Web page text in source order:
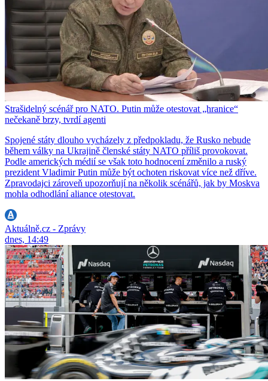
Strašidelný scénář pro NATO. Putin může otestovat „hranice“
nečekaně brzy, tvrdí agenti
Spojené státy dlouho vycházely z předpokladu, že Rusko nebude
během války na Ukrajině členské státy NATO příliš provokovat.
Podle amerických médií se však toto hodnocení změnilo a ruský
prezident Vladimir Putin může být ochoten riskovat více než dříve.
Zpravodajci zároveň upozorňují na několik scénářů, jak by Moskva
mohla odhodlání aliance otestovat.
Aktuálně.cz - Zprávy
dnes, 14:49